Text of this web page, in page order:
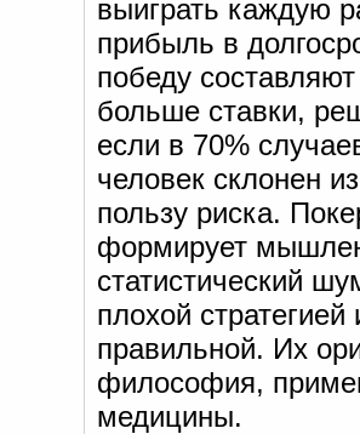
выиграть каждую
прибыль в
победу
больше ставки,
если в 70%
человек склонен
пользу риска.
формирует
статистический
плохой
правильной. Их
философия,
медицины.